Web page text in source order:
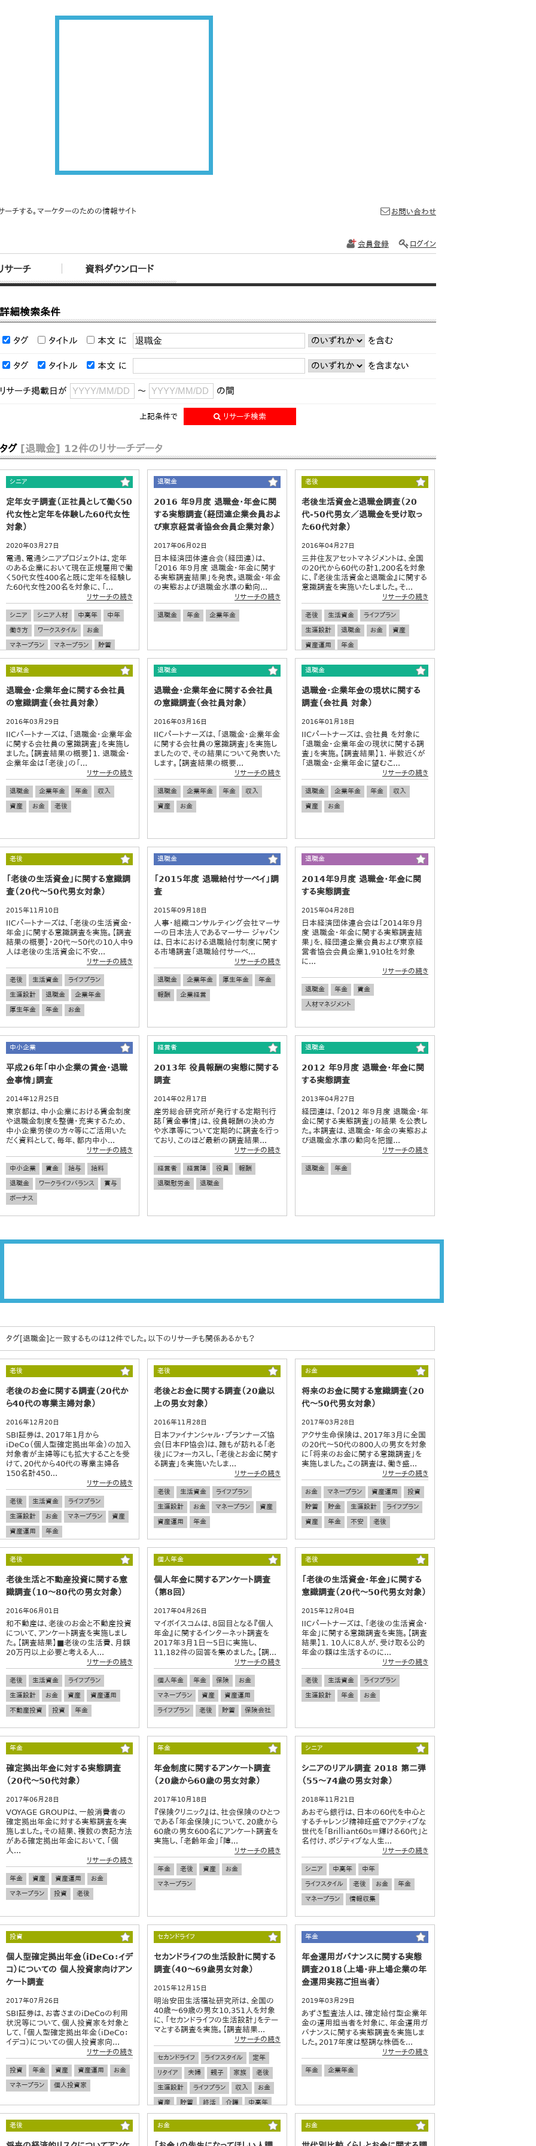
ーチする。マーケターのための情報サイト
サーチ 資料ダウンロード
お問い合わせ
会員登録 ログイン
詳細検索条件
タグ タイトル 本文 に を含む
タグ タイトル 本文 に を含まない
リサーチ掲載日が ～ の間
上記条件で リサーチ検索
タグ [退職金] 12件のリサーチデータ
シニア
定年女子調査（正社員として働く50
代女性と定年を体験した60代女性
対象）
2020年03月27日
電通、電通シニアプロジェクトは、定年
のある企業において現在正規雇用で働
く50代女性400名と既に定年を経験し
た60代女性200名を対象に、「...
リサーチの続き
シニア シニア人材 中高年
中年
働き方
ワークスタイル
お金
マネープラン
マネープラン
貯蓄
貯金
定年 老後
退職金
ダイバーシティ
女性のキャリア
ワーキングウーマン
有職女性
退職金
2016 年９月度 退職金・年金に関
する実態調査（経団連企業会員およ
び東京経営者協会会員企業対象）
2017年06月02日
日本経済団体連合会（経団連）は、
「2016 年９月度 退職金・年金に関す
る実態調査結果」を発表。退職金・年金
の実態および退職金水準の動向...
リサーチの続き
退職金 年金 企業年金
老後
老後生活資金と退職金調査（20
代-50代男女／退職金を受け取っ
た60代対象）
2016年04月27日
三井住友アセットマネジメントは、全国
の20代から60代の計1,200名を対象
に、『老後生活資金と退職金』に関する
意識調査を実施いたしました。そ...
リサーチの続き
老後 生活資金
ライフプラン
生涯設計
退職金 お金
資産
資産運用
年金
退職金
退職金・企業年金に関する会社員
の意識調査（会社員対象）
2016年03月29日
IICパートナーズは、「退職金・企業年金
に関する会社員の意識調査」を実施し
ました。【調査結果の概要】1. 退職金・
企業年金は「老後」の「...
リサーチの続き
退職金 企業年金 年金
収入
資産
お金 老後
退職金
退職金・企業年金に関する会社員
の意識調査（会社員対象）
2016年03月16日
IICパートナーズは、「退職金・企業年金
に関する会社員の意識調査」を実施し
ましたので、その結果について発表いた
します。【調査結果の概要...
リサーチの続き
退職金 企業年金 年金
収入
資産
お金
退職金
退職金・企業年金の現状に関する
調査（会社員 対象）
2016年01月18日
IICパートナーズは、会社員 を対象に
「退職金・企業年金の現状に関する調
査」を実施。【調査結果】1. 半数近くが
「退職金・企業年金に望むこ...
リサーチの続き
退職金 企業年金 年金
収入
資産
お金
老後
「老後の生活資金」に関する意識調
査（20代～50代男女対象）
2015年11月10日
IICパートナーズは、「老後の生活資金・
年金」に関する意識調査を実施。【調査
結果の概要】・20代～50代の10人中9
人は老後の生活資金に不安...
リサーチの続き
老後 生活資金
ライフプラン
生涯設計
退職金
企業年金
厚生年金
年金 お金
退職金
「2015年度 退職給付サーベイ」調
査
2015年09月18日
人事･組織コンサルティング会社マーサ
ーの日本法人であるマーサー ジャパン
は、日本における退職給付制度に関す
る市場調査「退職給付サーベ...
リサーチの続き
退職金 企業年金 厚生年金
年金
報酬
企業経営
退職金
2014年９月度 退職金・年金に関
する実態調査
2015年04月28日
日本経済団体連合会は「2014年９月
度 退職金・年金に関する実態調査結
果」を、経団連企業会員および東京経
営者協会会員企業1,910社を対象
に...
リサーチの続き
退職金 年金
賃金
人材マネジメント
中小企業
平成26年「中小企業の賃金・退職
金事情」調査
2014年12月25日
東京都は、中小企業における賃金制度
や退職金制度を整備・充実するため、
中小企業労使の方々等にご活用いた
だく資料として、毎年、都内中小...
リサーチの続き
中小企業 賃金 給与
給料
退職金
ワークライフバランス
賞与
ボーナス
経営者
2013年 役員報酬の実態に関する
調査
2014年02月17日
産労総合研究所が発行する定期刊行
誌「賃金事情」は、役員報酬の決め方
や水準等について定期的に調査を行っ
ており、このほど最新の調査結果...
リサーチの続き
経営者 経営陣 役員
報酬
退職慰労金
退職金
退職金
2012 年９月度 退職金・年金に関
する実態調査
2013年04月27日
経団連は、「2012 年９月度 退職金・年
金に関する実態調査」の結果 を公表し
た。本調査は、退職金・年金の実態およ
び退職金水準の動向を把握...
リサーチの続き
退職金 年金
タグ[退職金]と一致するものは12件でした。以下のリサーチも関係あるかも？
老後
老後のお金に関する調査（20代か
ら40代の専業主婦対象）
2016年12月20日
SBI証券は、2017年1月から
iDeCo（個人型確定拠出年金）の加入
対象者が主婦等にも拡大することを受
けて、20代から40代の専業主婦各
150名計450...
リサーチの続き
老後 生活資金
ライフプラン
生涯設計
お金 マネープラン
資産
資産運用
年金
老後
老後とお金に関する調査（20歳以
上の男女対象）
2016年11月28日
日本ファイナンシャル・プランナーズ協
会(日本FP協会)は、誰もが訪れる「老
後」にフォーカスし、「老後とお金に関す
る調査」を実施いたしま...
リサーチの続き
老後 生活資金
ライフプラン
生涯設計
お金 マネープラン
資産
資産運用
年金
お金
将来のお金に関する意識調査（20
代～50代男女対象）
2017年03月28日
アクサ生命保険は、2017年3月に全国
の20代～50代の800人の男女を対象
に「将来のお金に関する意識調査」を
実施しました。この調査は、働き盛...
リサーチの続き
お金 マネープラン 資産運用
投資
貯蓄
貯金 生涯設計
ライフプラン
資産
年金 不安 老後
老後
老後生活と不動産投資に関する意
識調査（10～80代の男女対象）
2016年06月01日
和不動産は、老後のお金と不動産投資
について、アンケート調査を実施しまし
た。【調査結果】■老後の生活費、月額
20万円以上必要と考える人...
リサーチの続き
老後 生活資金
ライフプラン
生涯設計
お金 資産
資産運用
不動産投資
投資 年金
個人年金
個人年金に関するアンケート調査
（第8回）
2017年04月26日
マイボイスコムは、８回目となる『個人
年金』に関するインターネット調査を
2017年3月1日～5日に実施し、
11,182件の回答を集めました。【調...
リサーチの続き
個人年金 年金 保険
お金
マネープラン
資産
資産運用
ライフプラン
老後 貯蓄 保険会社
老後
「老後の生活資金・年金」に関する
意識調査（20代～50代男女対象）
2015年12月04日
IICパートナーズは、「老後の生活資金・
年金」に関する意識調査を実施。【調査
結果】1. 10人に8人が、受け取る公的
年金の額は生活するのに...
リサーチの続き
老後 生活資金
ライフプラン
生涯設計
年金 お金
年金
確定拠出年金に対する実態調査
（20代～50代対象）
2017年06月28日
VOYAGE GROUPは、一般消費者の
確定拠出年金に対する実態調査を実
施しました。その結果、複数の表記方法
がある確定拠出年金において、「個
人...
リサーチの続き
年金 資産 資産運用
お金
マネープラン
投資 老後
年金
年金制度に関するアンケート調査
（20歳から60歳の男女対象）
2017年10月18日
『保険クリニック』は、社会保険のひとつ
である「年金保険」について、20歳から
60歳の男女600名にアンケート調査を
実施し、「老齢年金」「障...
リサーチの続き
年金 老後 資産
お金
マネープラン
シニア
シニアのリアル調査 2018 第二弾
（55～74歳の男女対象）
2018年11月21日
あおぞら銀行は、日本の60代を中心と
するチャレンジ精神旺盛でアクティブな
世代を「Brilliant60s＝輝ける60代」と
名付け、ポジティブな人生...
リサーチの続き
シニア 中高年
中年
ライフスタイル
老後 お金
年金
マネープラン
情報収集
投資
個人型確定拠出年金（iDeCo：イデ
コ）についての 個人投資家向けアン
ケート調査
2017年07月26日
SBI証券は、お客さまのiDeCoの利用
状況等について、個人投資家を対象と
して、「個人型確定拠出年金（iDeCo：
イデコ）についての個人投資家向...
リサーチの続き
投資 年金 資産 資産運用
お金
マネープラン
個人投資家
セカンドライフ
セカンドライフの生活設計に関する
調査（40～69歳男女対象）
2015年12月15日
明治安田生活福祉研究所は、全国の
40歳～69歳の男女10,351人を対象
に、「セカンドライフの生活設計」をテー
マとする調査を実施。【調査結果...
リサーチの続き
セカンドライフ ライフスタイル
定年
リタイア
夫婦 親子 家族
老後
生涯設計
ライフプラン 収入
お金
資産
貯蓄 終活 介護
中高年
年金
年金運用ガバナンスに関する実態
調査2018（上場・非上場企業の年
金運用実務ご担当者）
2019年03月29日
あずさ監査法人は、確定給付型企業年
金の運用担当者を対象に、年金運用ガ
バナンスに関する実態調査を実施しま
した。2017年度は堅調な株価を...
リサーチの続き
年金 企業年金
老後 お金 お金